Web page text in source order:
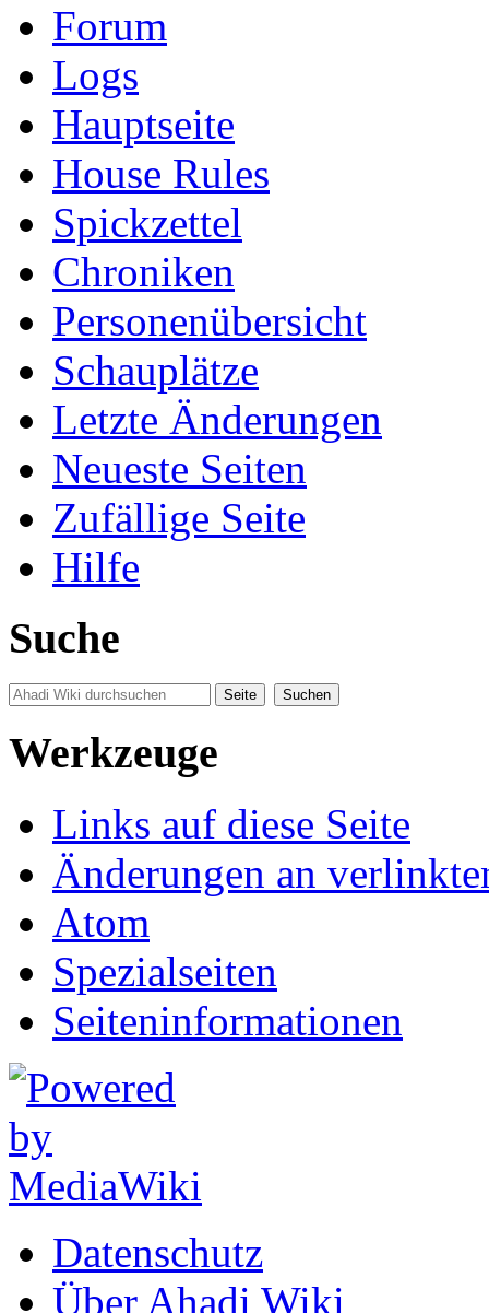
Forum
Logs
Hauptseite
House Rules
Spickzettel
Chroniken
Personenübersicht
Schauplätze
Letzte Änderungen
Neueste Seiten
Zufällige Seite
Hilfe
Suche
Werkzeuge
Links auf diese Seite
Änderungen an
Atom
Spezialseiten
Seiten­informationen
Datenschutz
Über Ahadi Wiki